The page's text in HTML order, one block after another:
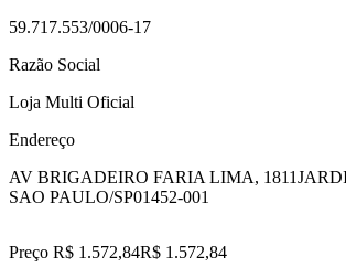
59.717.553/0006-17
Razão Social
Loja Multi Oficial
Endereço
AV BRIGADEIRO FARIA LIMA, 1811
SAO PAULO/SP01452-001
Preço R$ 1.572,84R$ 1.572,84